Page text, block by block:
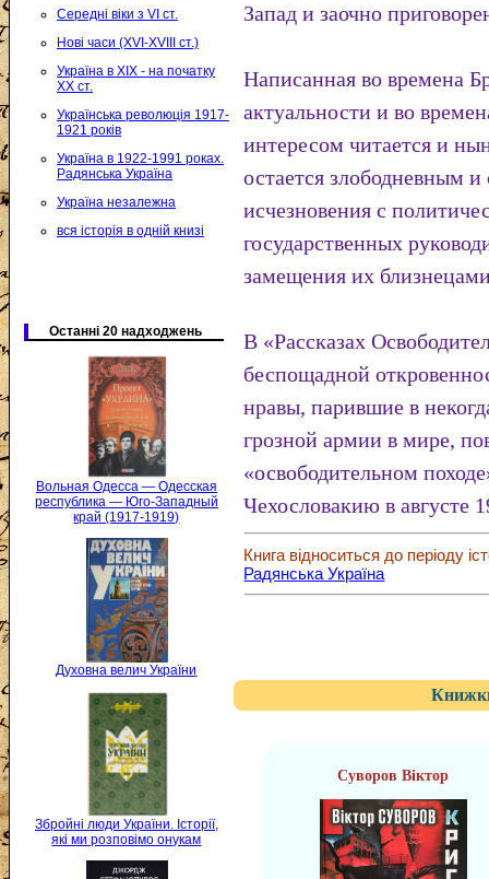
Середні віки з VI ст.
Нові часи (XVI-XVIII ст.)
Україна в XIX - на початку
XX ст.
Українська революція 1917-
1921 років
Україна в 1922-1991 роках.
Радянська Україна
Україна незалежна
вся історія в одній книзі
Останні 20 надходжень
Вольная Одесса — Одесская
республика — Юго-Западный
край (1917-1919)
Духовна велич України
Збройні люди України. Історії,
які ми розповімо онукам
Запад и заочно
Написанная во времена
актуальности и во
интересом читается и
остается злободневным и
исчезновения с
государственных
замещения их
В «Рассказах
беспощадной
нравы, парившие в
грозной армии в мире,
«освободительном
Чехословакию в августе
Книга відноситься до періоду
Радянська Україна
Суворов Віктор